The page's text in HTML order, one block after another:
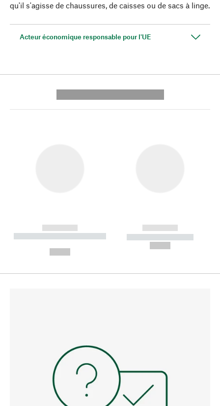
qu'il s'agisse de chaussures, de caisses ou de sacs à linge.
Acteur économique responsable pour l'UE
------------
----------- ----------- --------
------------
----------- -----------